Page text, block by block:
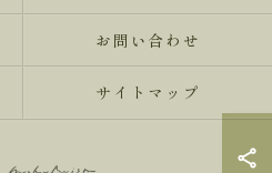
お問い合わせ
サイトマップ